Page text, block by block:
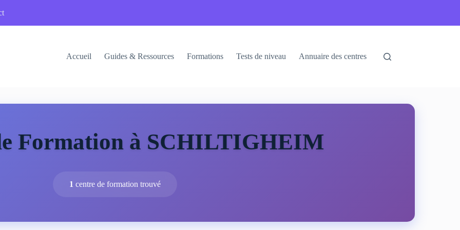
Accueil Guides & Ressources Formations Tests de niveau Annuaire des centres
Formation à SCHILTIGHEIM
1 centre de formation trouvé